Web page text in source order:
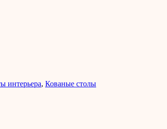
интерьера, Кованые столы